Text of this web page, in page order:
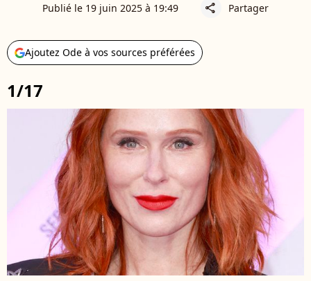
Publié le 19 juin 2025 à 19:49 share Partager
Ajoutez Ode à vos sources préférées
1/17